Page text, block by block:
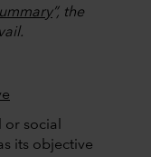
”, the
social
its objective